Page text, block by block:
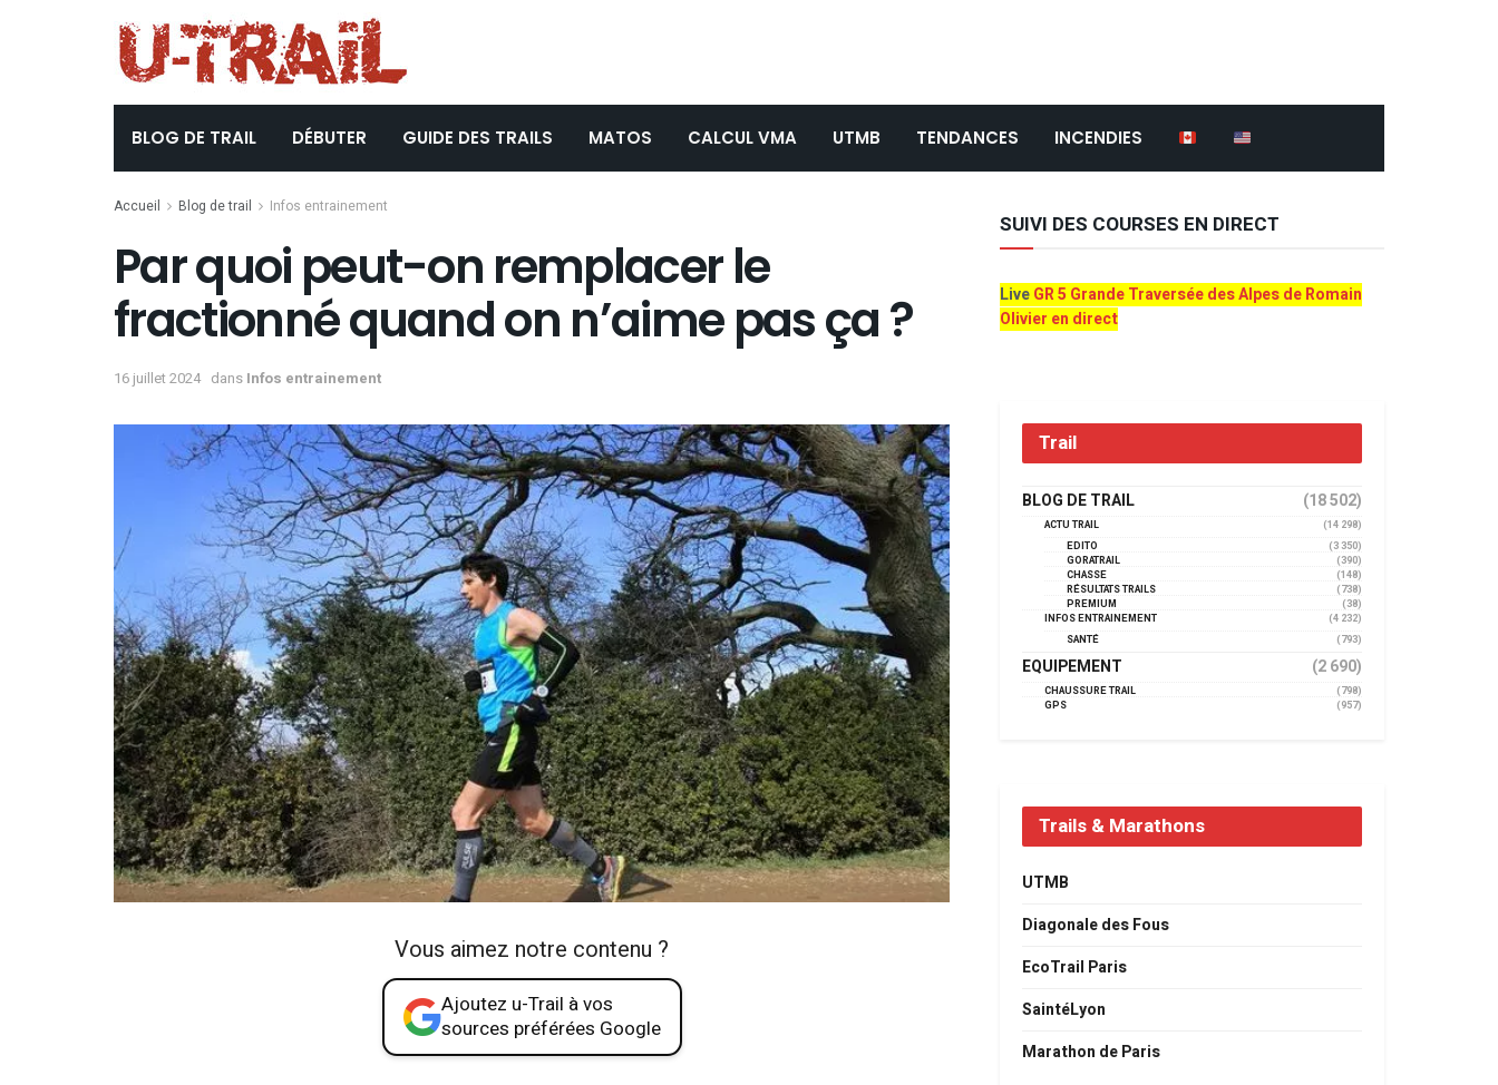
BLOG DE TRAIL DÉBUTER GUIDE DES TRAILS MATOS CALCUL VMA UTMB TENDANCES INCENDIES
Accueil Blog de trail Infos entrainement
Par quoi peut-on remplacer le
fractionné quand on n’aime pas ça ?
16 juillet 2024 dans Infos entrainement
Vous aimez notre contenu ?
Ajoutez u-Trail à vos
sources préférées Google
SUIVI DES COURSES EN DIRECT
LiveGR 5 Grande Traversée des Alpes de Romain
Olivier en direct
Trail
BLOG DE TRAIL (18 502)
ACTU TRAIL
(14 298)
EDITO
(3 350)
GORATRAIL
(390)
CHASSE
(148)
RÉSULTATS TRAILS
(738)
PREMIUM
(38)
INFOS ENTRAINEMENT
(4 232)
SANTÉ
(793)
EQUIPEMENT (2 690)
CHAUSSURE TRAIL
(798)
GPS
(957)
Trails & Marathons
UTMB
Diagonale des Fous
EcoTrail Paris
SaintéLyon
Marathon de Paris